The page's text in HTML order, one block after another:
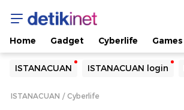
Home Gadget Cyberlife
ISTANACUAN ISTANACUAN login
Yang sedang ramai dicari
Loading...
ISTANACUAN Cyberlife